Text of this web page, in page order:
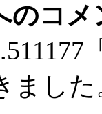
のコメ
ました